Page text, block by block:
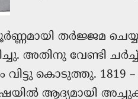
തർജ്ജമ
അതിനു വേണ്ടി
കൊടുത്തു. 1819 –
ആദ്യമായി